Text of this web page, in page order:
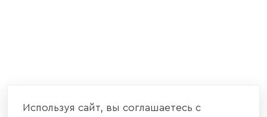
Используя сайт, вы соглашаетесь с